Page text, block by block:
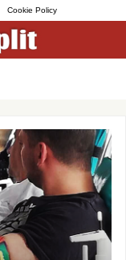
Cookie Policy